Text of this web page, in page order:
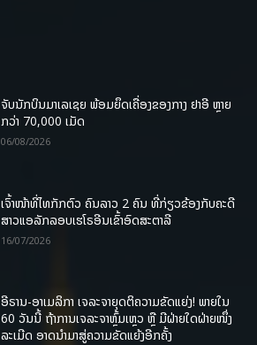
ຈັບນັກບິນມາເລເຊຍ ພ້ອມຍຶດເຄື່ອງຂອງກາງ ຢາອີ ຫຼາຍ
ກວ່າ 70,000 ເມັດ
06/08/2026
ເຈົ້າໜ້າທີ່ໄທກັກຕົວ ຄົນລາວ 2 ຄົນ ທີ່ກ່ຽວຂ້ອງກັບຄະດີ
ສາວແອລັກລອບເຮໂຣອີນເຂົ້າອົດສະຕາລີ
16/07/2026
ອີຣານ-ອາເມລິກາ ເຈລະຈາຍຸດຕິຄວາມຂັດແຍ່ງ! ພາຍໃນ
60 ວັນນີ້ ຖ້າການເຈລະຈາຫຼົ້ມເຫຼວ ຫຼື ມີຝ່າຍໃດຝ່າຍໜຶ່ງ
ລະເມີດ ອາດນໍາມາສູ່ຄວາມຂັດແຍ້ງອີກຄັ້ງ